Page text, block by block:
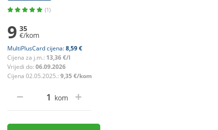
(1)
9 35
€/kom
MultiPlusCard cijena:8,59 €
Cijena za j.m.: 13,36 €/l
Vrijedi do: 06.09.2026
Cijena 02.05.2025.: 9,35 €/kom
kom